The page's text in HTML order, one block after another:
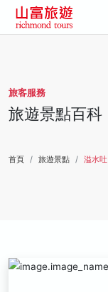
旅客服務
旅遊景點百科
首頁 旅遊景點 溢水吐